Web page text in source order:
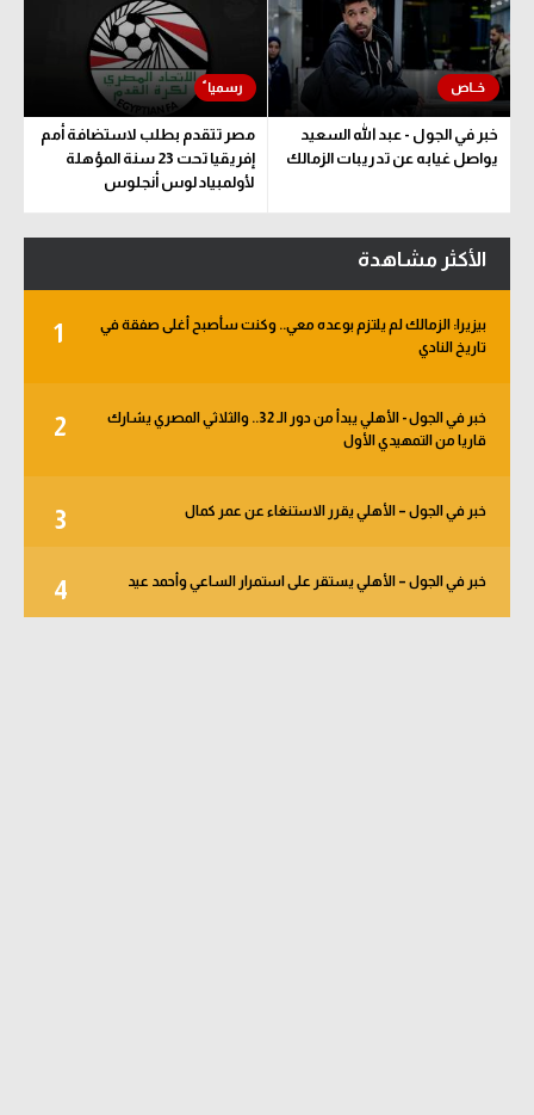
خبر في الجول - عبد الله السعيد
يواصل غيابه عن تدريبات الزمالك
مصر تتقدم بطلب لاستضافة أمم
إفريقيا تحت 23 سنة المؤهلة
لأولمبياد لوس أنجلوس
الأكثر مشاهدة
1
بيزيرا: الزمالك لم يلتزم بوعده معي.. وكنت سأصبح أغلى صفقة في
تاريخ النادي
2
خبر في الجول - الأهلي يبدأ من دور الـ 32.. والثلاثي المصري يشارك
قاريا من التمهيدي الأول
3 خبر في الجول – الأهلي يقرر الاستنغاء عن عمر كمال
4 خبر في الجول – الأهلي يستقر على استمرار الساعي وأحمد عيد